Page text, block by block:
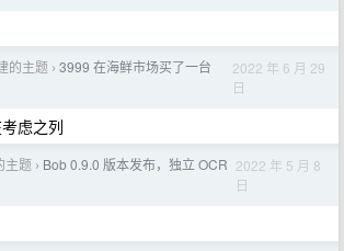
的主题 › 3999 在海鲜市场买了一台
2022 年 6 月 29
日
虑之列
主题 › Bob 0.9.0 版本发布，独立 OCR 2022 年 5 月 8
日